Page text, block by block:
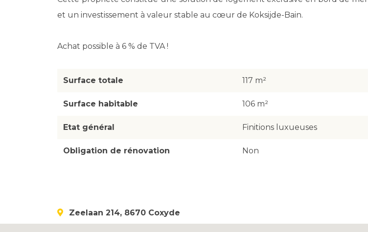
et un investissement à valeur stable au cœur de Koksijde-Bain.
Achat possible à 6 % de TVA !
Surface totale 117 m²
Surface habitable 106 m²
Etat général Finitions luxueuses
Obligation de rénovation Non
Zeelaan 214, 8670 Coxyde